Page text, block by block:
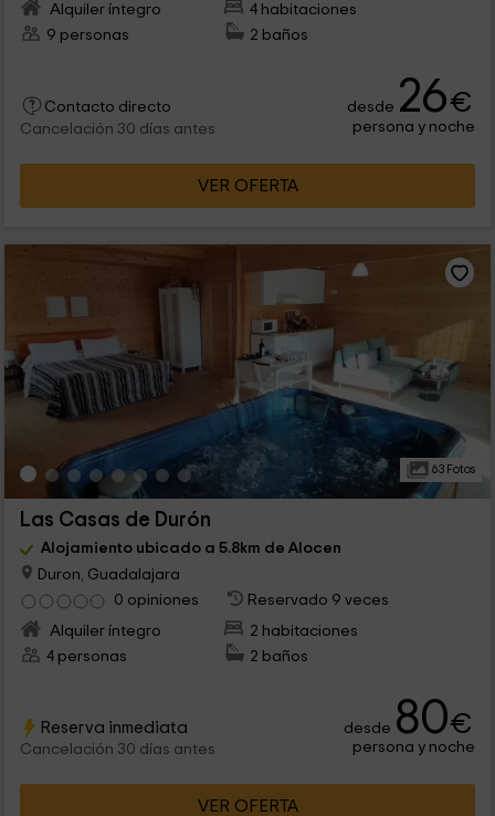
Alquiler íntegro
4 habitaciones
9 personas
2 baños
Contacto directo
Cancelación 30 días antes
desde 26€
persona y noche
VER OFERTA
63 Fotos
Las Casas de Durón
Alojamiento ubicado a 5.8km de Alocen
Duron, Guadalajara
0 opiniones
Reservado 9 veces
Alquiler íntegro
2 habitaciones
4 personas
2 baños
Reserva inmediata
Cancelación 30 días antes
desde 80€
persona y noche
VER OFERTA